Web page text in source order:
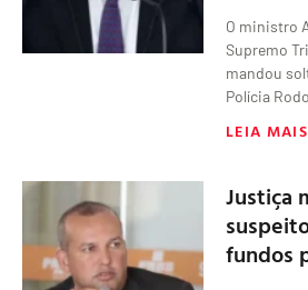
O ministro
Supremo
mandou
Polícia
LEIA MAIS
Justiça
fundos